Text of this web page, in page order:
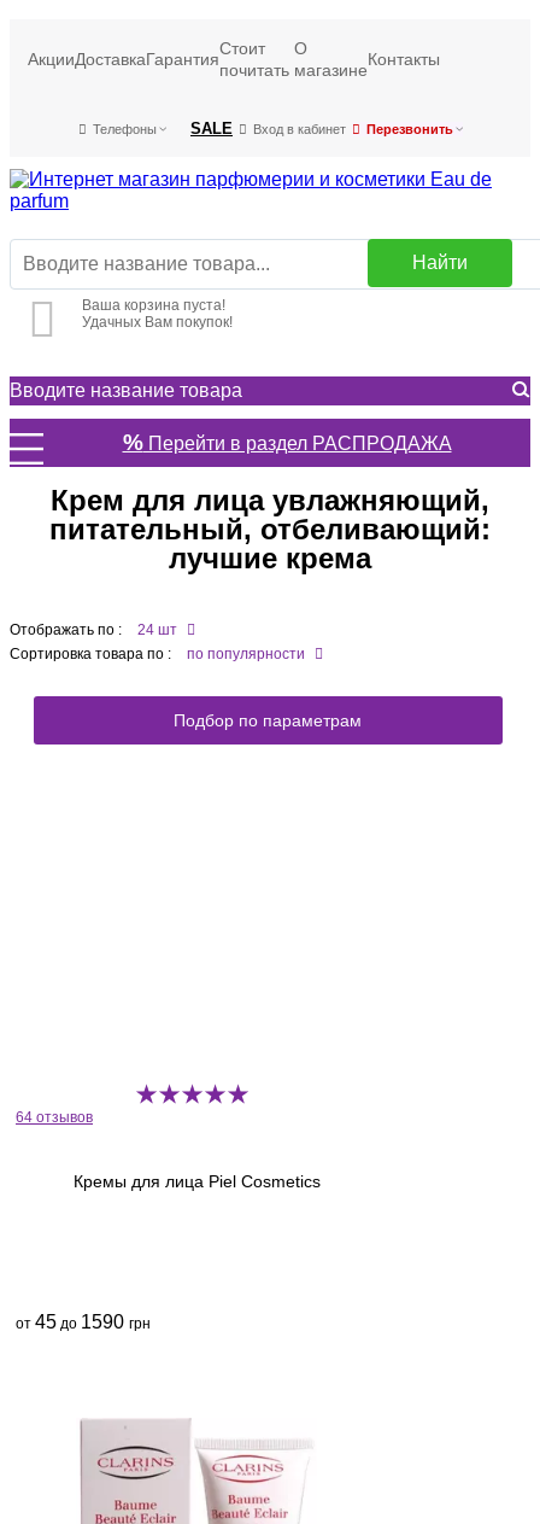
АкцииДоставкаГарантия
Стоит
почитать
О
магазине
Контакты
Телефоны SALE Вход в кабинет Перезвонить
Найти
Ваша корзина пуста!
Удачных Вам покупок!
%Перейти в раздел РАСПРОДАЖА
Крем для лица увлажняющий,
питательный, отбеливающий:
лучшие крема
Отображать по :
24 шт
Сортировка товара по :
по популярности
Подбор по параметрам
64 отзывов
Кремы для лица Piel Cosmetics
от 45 до 1590 грн